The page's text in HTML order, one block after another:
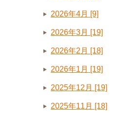
2026年4月 [9]
2026年3月 [19]
2026年2月 [18]
2026年1月 [19]
2025年12月 [19]
2025年11月 [18]